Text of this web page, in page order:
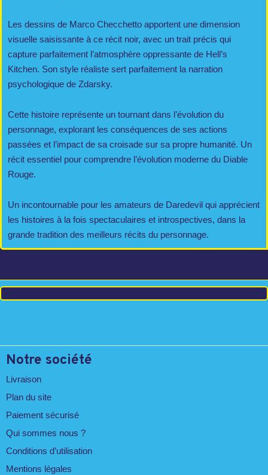
Les dessins de Marco Checchetto apportent une dimension
visuelle saisissante à ce récit noir, avec un trait précis qui
capture parfaitement l’atmosphère oppressante de Hell’s
Kitchen. Son style réaliste sert parfaitement la narration
psychologique de Zdarsky.
Cette histoire représente un tournant dans l’évolution du
personnage, explorant les conséquences de ses actions
passées et l’impact de sa croisade sur sa propre humanité. Un
récit essentiel pour comprendre l’évolution moderne du Diable
Rouge.
Un incontournable pour les amateurs de Daredevil qui apprécient
les histoires à la fois spectaculaires et introspectives, dans la
grande tradition des meilleurs récits du personnage.
Notre société
Livraison
Plan du site
Paiement sécurisé
Qui sommes nous ?
Conditions d’utilisation
Mentions légales